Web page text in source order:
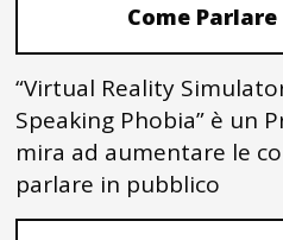
Come
“Virtual Reality
Speaking Phobia” è un
mira ad aumentare le
parlare in pubblico